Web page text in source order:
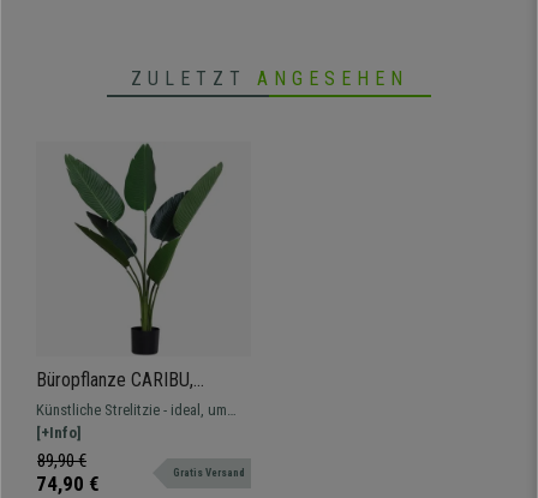
ZULETZT ANGESEHEN
Büropflanze CARIBU,
künstliche Strelitzie, Höhe
120cm, 7 große Blätter, in
schwarzem Topf
Künstliche Strelitzie - ideal, um
jedem Raum einen Hauch von
Exotik und einen natürlichen
Touch zu verleihen
[+Info]
89,90 €
74,90 € Gratis Versand